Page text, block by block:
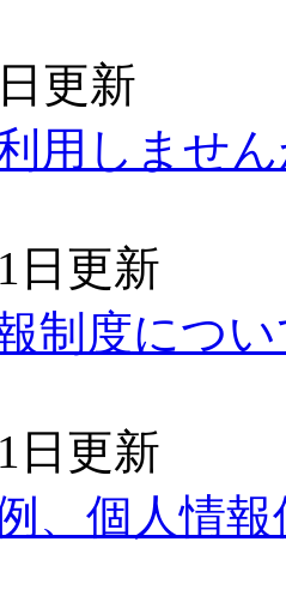
更新
用しませ
日更新
制度につ
日更新
、個人情